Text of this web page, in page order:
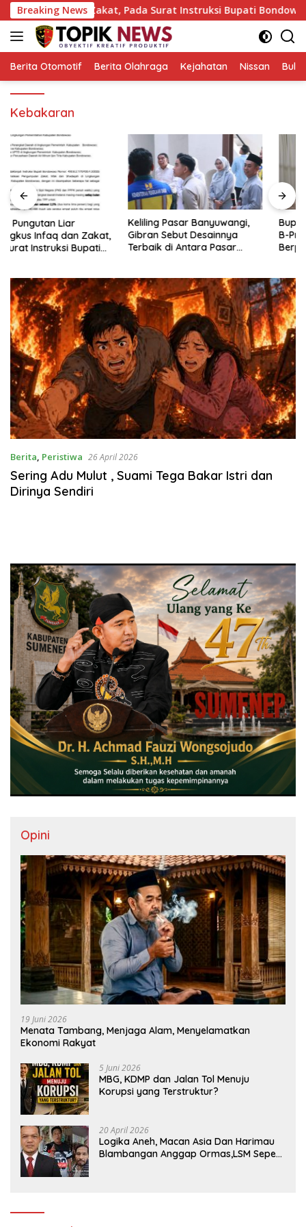
Langsung
ke
konten
Breaking News
dan Zakat, Pada Surat Instruksi Bupati Bondowoso
Berita Otomotif Berita Olahraga Kejahatan Nissan
Kebakaran
Keliling Pasar Banyuwangi,
Gibran Sebut Desainnya
Terbaik di Antara Pasar
Bupati Ipuk Buka Beasiswa
B-Pro, Putra Daerah
Berpeluang Kuliah Gratis
Berita, Peristiwa 26 April 2026
Sering Adu Mulut , Suami Tega Bakar Istri dan
Dirinya Sendiri
Opini
19 Juni 2026
Menata Tambang, Menjaga Alam, Menyelamatkan
Ekonomi Rakyat
5 Juni 2026
MBG, KDMP dan Jalan Tol Menuju
Korupsi yang Terstruktur?
20 April 2026
Logika Aneh, Macan Asia Dan Harimau
Blambangan Anggap Ormas,LSM Seperti